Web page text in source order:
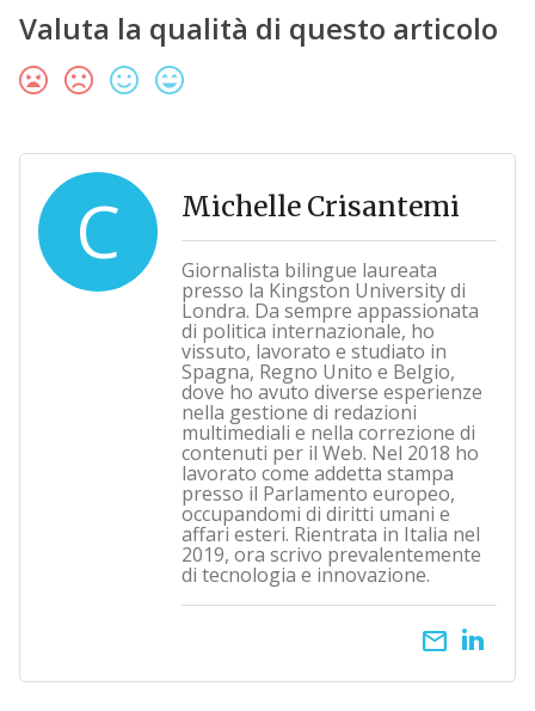
Valuta la qualità di questo articolo
C Michelle Crisantemi
Giornalista bilingue laureata
presso la Kingston University di
Londra. Da sempre appassionata
di politica internazionale, ho
vissuto, lavorato e studiato in
Spagna, Regno Unito e Belgio,
dove ho avuto diverse esperienze
nella gestione di redazioni
multimediali e nella correzione di
contenuti per il Web. Nel 2018 ho
lavorato come addetta stampa
presso il Parlamento europeo,
occupandomi di diritti umani e
affari esteri. Rientrata in Italia nel
2019, ora scrivo prevalentemente
di tecnologia e innovazione.
email